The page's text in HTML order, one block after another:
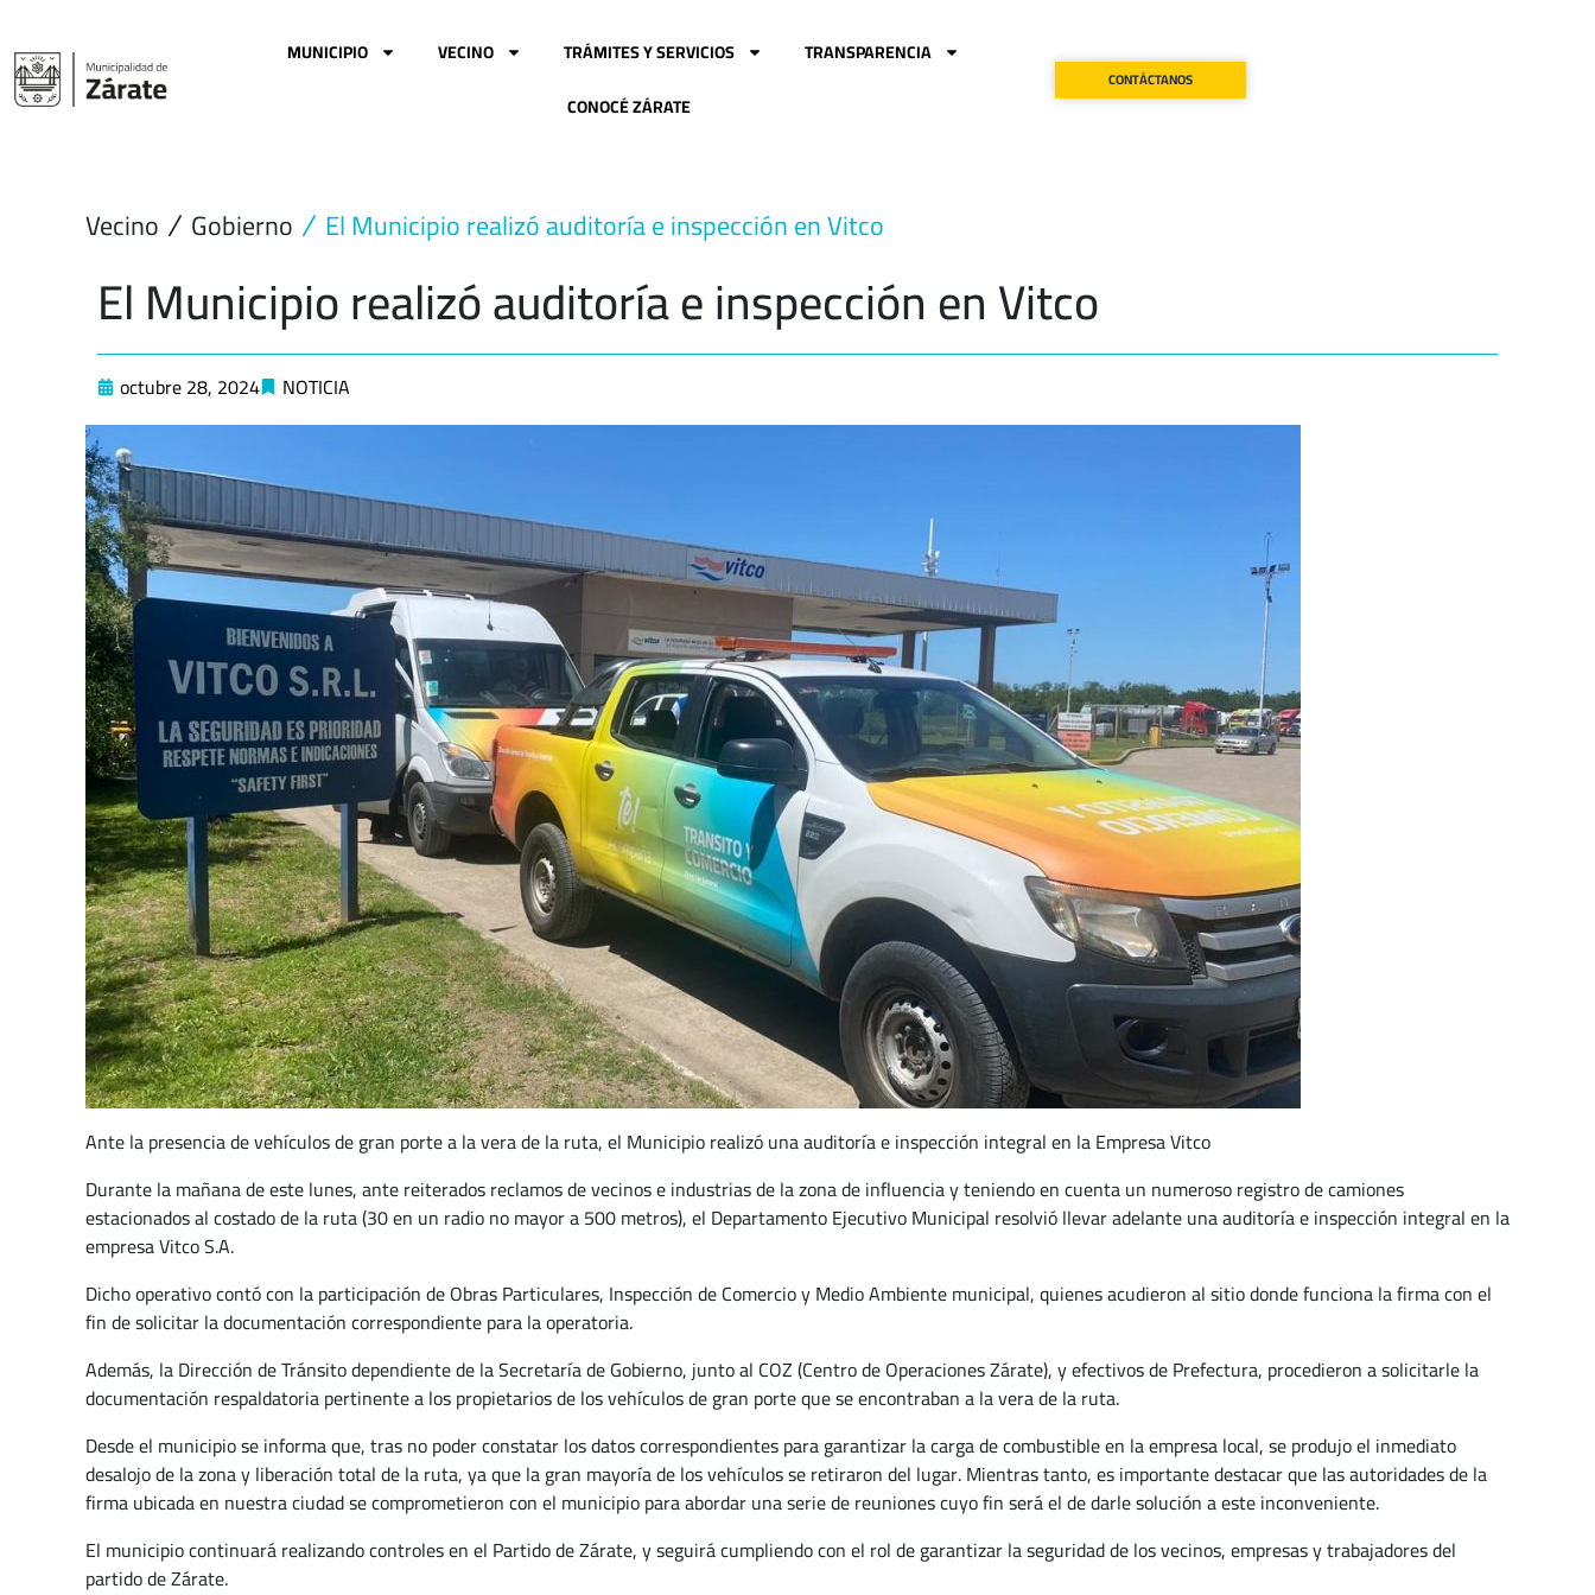
contenido
MUNICIPIO VECINO TRÁMITES Y SERVICIOS
TRANSPARENCIA
CONOCÉ ZÁRATE
CONTÁCTANOS
Vecino Gobierno El Municipio realizó auditoría e inspección en Vitco
El Municipio realizó auditoría e inspección en Vitco
octubre 28, 2024 NOTICIA
Ante la presencia de vehículos de gran porte a la vera de la ruta, el Municipio realizó una auditoría e inspección integral en la Empresa Vitco
Durante la mañana de este lunes, ante reiterados reclamos de vecinos e industrias de la zona de influencia y teniendo en cuenta un numeroso registro de camiones
estacionados al costado de la ruta (30 en un radio no mayor a 500 metros), el Departamento Ejecutivo Municipal resolvió llevar adelante una auditoría e inspección integral en la
empresa Vitco S.A.
Dicho operativo contó con la participación de Obras Particulares, Inspección de Comercio y Medio Ambiente municipal, quienes acudieron al sitio donde funciona la firma con el
fin de solicitar la documentación correspondiente para la operatoria.
Además, la Dirección de Tránsito dependiente de la Secretaría de Gobierno, junto al COZ (Centro de Operaciones Zárate), y efectivos de Prefectura, procedieron a solicitarle la
documentación respaldatoria pertinente a los propietarios de los vehículos de gran porte que se encontraban a la vera de la ruta.
Desde el municipio se informa que, tras no poder constatar los datos correspondientes para garantizar la carga de combustible en la empresa local, se produjo el inmediato
desalojo de la zona y liberación total de la ruta, ya que la gran mayoría de los vehículos se retiraron del lugar. Mientras tanto, es importante destacar que las autoridades de la
firma ubicada en nuestra ciudad se comprometieron con el municipio para abordar una serie de reuniones cuyo fin será el de darle solución a este inconveniente.
El municipio continuará realizando controles en el Partido de Zárate, y seguirá cumpliendo con el rol de garantizar la seguridad de los vecinos, empresas y trabajadores del
partido de Zárate.